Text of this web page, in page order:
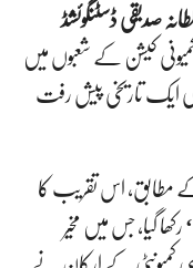
صدیقی ڈسٹنگوئشڈ
کمیونی کیشن کے شعبوں میں
کی ایک تاریخی پیش رفت
کے مطابق، اس تقریب کا
رکھا گیا، جس میں مخیر
کمیونٹی کے ارکان نے